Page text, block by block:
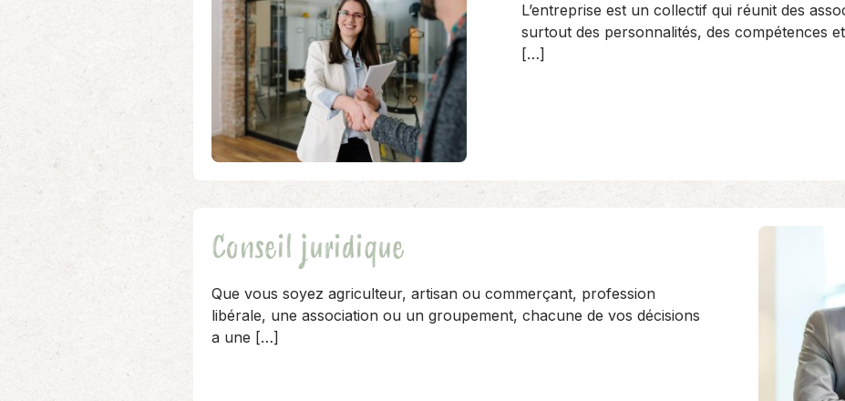
L’entreprise est un collectif qui réunit des
surtout des personnalités, des compétences
[…]
Conseil juridique
Que vous soyez agriculteur, artisan ou commerçant, profession
libérale, une association ou un groupement, chacune de vos décisions
a une […]